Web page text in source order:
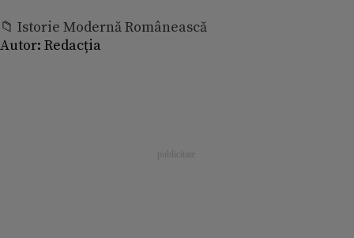
📁 Istorie Modernă Românească
Autor: Redacția